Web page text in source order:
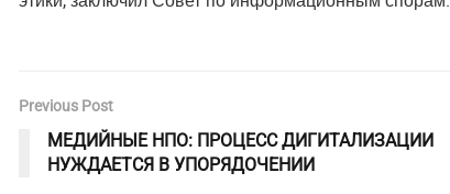
Previous Post
МЕДИЙНЫЕ НПО: ПРОЦЕСС ДИГИТАЛИЗАЦИИ
НУЖДАЕТСЯ В УПОРЯДОЧЕНИИ